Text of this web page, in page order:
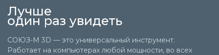
Лучше
один раз увидеть
СОЮЗ-М 3D — это универсальный инструмент.
Работает на компьютерах любой мощности, во всех